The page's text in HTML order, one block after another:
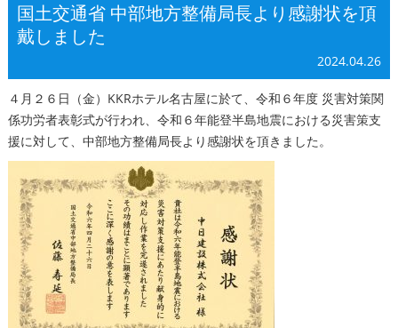
国土交通省 中部地方整備局長より感謝状を頂
戴しました
2024.04.26
４月２６日（金）KKRホテル名古屋に於て、令和６年度 災害対策関
係功労者表彰式が行われ、令和６年能登半島地震における災害策支
援に対して、中部地方整備局長より感謝状を頂きました。